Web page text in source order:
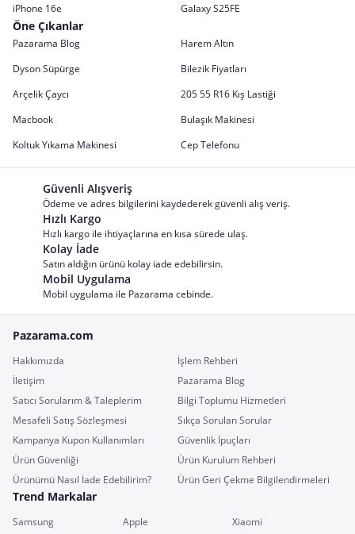
iPhone 16e Galaxy S25FE
Öne Çıkanlar
Pazarama Blog
Harem Altın
Dyson Süpürge
Bilezik Fiyatları
Arçelik Çaycı
205 55 R16 Kış Lastiği
Macbook
Bulaşık Makinesi
Koltuk Yıkama Makinesi
Cep Telefonu
Güvenli Alışveriş
Ödeme ve adres bilgilerini kaydederek güvenli alış veriş.
Hızlı Kargo
Hızlı kargo ile ihtiyaçlarına en kısa sürede ulaş.
Kolay İade
Satın aldığın ürünü kolay iade edebilirsin.
Mobil Uygulama
Mobil uygulama ile Pazarama cebinde.
Pazarama.com
Hakkımızda
İşlem Rehberi
İletişim
Pazarama Blog
Satıcı Sorularım & Taleplerim
Bilgi Toplumu Hizmetleri
Mesafeli Satış Sözleşmesi
Sıkça Sorulan Sorular
Kampanya Kupon Kullanımları
Güvenlik İpuçları
Ürün Güvenliği
Ürün Kurulum Rehberi
Ürünümü Nasıl İade Edebilirim?
Ürün Geri Çekme Bilgilendirmeleri
Trend Markalar
Samsung Apple
Xiaomi